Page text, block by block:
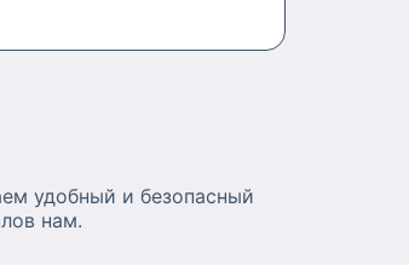
удобный и безопасный
нам.